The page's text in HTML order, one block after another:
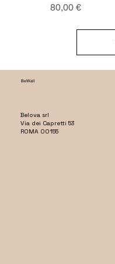
Prezzo
80,00 €
BeWall
Belova srl
Via dei Capretti 53
ROMA 00155